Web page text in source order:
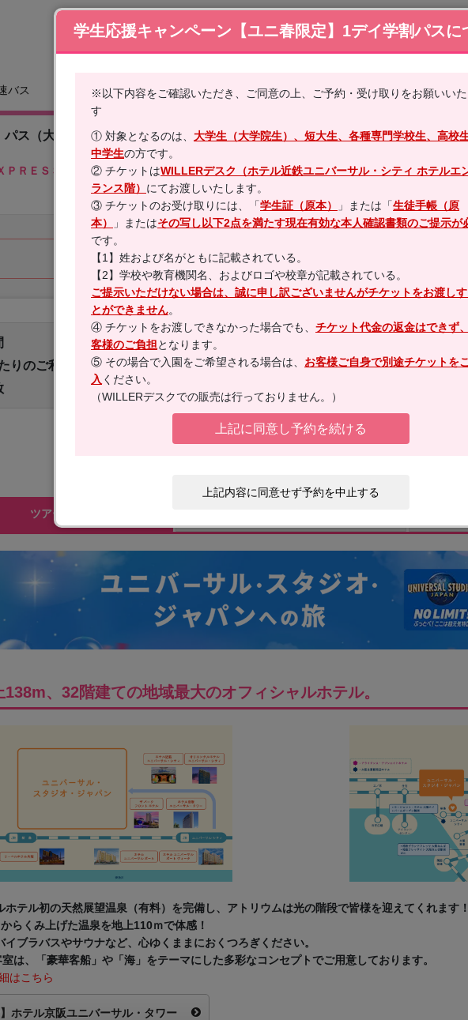
バス ツアー・ホテル フェリー 観光ツアー 京都丹
パス（大人）と比べて １，０００円お得「ユニ春学割パス」付き！【愛媛発】
ＰＲＥＳＳで行く！ユニバーサル・スタジオ・ジャパンへの旅１泊４日
掲載期間外の為、販売を受け付けておりません。
2026/01/30(金)～2026/04/05(日)
りのご利用人数
2～6名
ツアー内容
138m、32階建ての地域最大のオフィシャルホテル。
ホテル初の天然展望温泉（有料）を完備し、アトリウムは光の階段で皆様を迎えてくれます
らくみ上げた温泉を地上110ｍで体感！
イブラバスやサウナなど、心ゆくままにおくつろぎください。
は、「豪華客船」や「海」をテーマにした多彩なコンセプトでご用意しております。
はこちら
】ホテル京阪ユニバーサル・タワー
学生応援キャンペーン【ユニ春限定】1デイ学割パスに
※以下内容をご確認いただき、ご同意の上、ご予約・受け取りをお願いい
す
① 対象となるのは、 大学生（大学院生）、短大生、各種専門学校生、高校
中学生の方です。
② チケットはWILLERデスク（ホテル近鉄ユニバーサル・シティ ホテルエ
ランス階） にてお渡しいたします。
③ チケットのお受け取りには、「学生証（原本） 」または「生徒手帳（原
本）
」またはその写し以下2点を満たす現在有効な本人確認書類のご提示が
です。
【1】姓および名がともに記載されている。
【2】学校や教育機関名、およびロゴや校章が記載されている。
ご提示いただけない場合は、誠に申し訳ございませんがチケットをお渡し
とができません。
④ チケットをお渡しできなかった場合でも、 チケット代金の返金はできず
客様のご負担となります。
⑤ その場合で入園をご希望される場合は、 お客様ご自身で別途チケットを
入 ください。
（WILLERデスクでの販売は行っておりません。）
上記に同意し予約を続ける
上記内容に同意せず予約を中止する